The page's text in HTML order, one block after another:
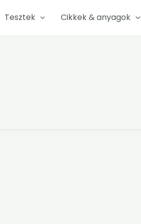
Tesztek Cikkek & anyagok